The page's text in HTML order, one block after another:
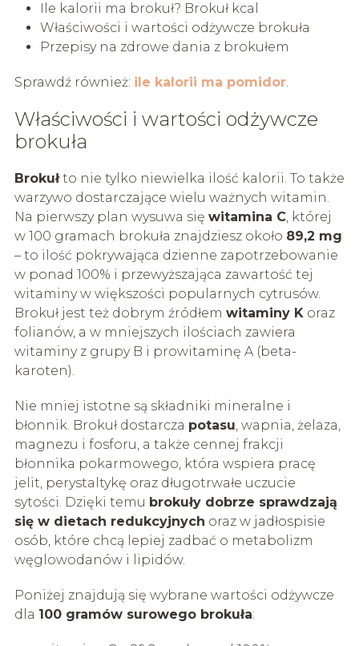
Ile kalorii ma brokuł? Brokuł kcal
Właściwości i wartości odżywcze brokuła
Przepisy na zdrowe dania z brokułem
Sprawdź również: ile kalorii ma pomidor.
Właściwości i wartości odżywcze
brokuła
Brokułto nie tylko niewielka ilość kalorii. To także
warzywo dostarczające wielu ważnych witamin.
Na pierwszy plan wysuwa się witamina C, której
w 100 gramach brokuła znajdziesz około 89,2 mg
– to ilość pokrywająca dzienne zapotrzebowanie
w ponad 100% i przewyższająca zawartość tej
witaminy w większości popularnych cytrusów.
Brokuł jest też dobrym źródłem witaminy Koraz
folianów, a w mniejszych ilościach zawiera
witaminy z grupy B i prowitaminę A (beta-
karoten).
Nie mniej istotne są składniki mineralne i
błonnik. Brokuł dostarcza potasu, wapnia, żelaza,
magnezu i fosforu, a także cennej frakcji
błonnika pokarmowego, która wspiera pracę
jelit, perystaltykę oraz długotrwałe uczucie
sytości. Dzięki temu brokuły dobrze sprawdzają
się w dietach redukcyjnych oraz w jadłospisie
osób, które chcą lepiej zadbać o metabolizm
węglowodanów i lipidów.
Poniżej znajdują się wybrane wartości odżywcze
dla 100 gramów surowego brokuła: